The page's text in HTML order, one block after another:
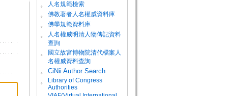
。 人名規範檢索
。 佛教著者人名權威資料庫
。 佛學規範資料庫
。
人名權威明清人物傳記資料
查詢
。
國立故宮博物院清代檔案人
名權威資料查詢
。
CiNii Author Search
。
Library of Congress
Authorities